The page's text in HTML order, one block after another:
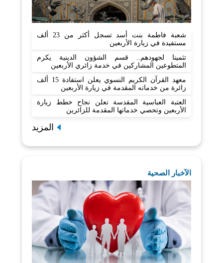
شعبة فاطمة بنت أسد تسجل أكثر من 23 ألف
مستفيدة في زيارة الأربعين
تثمينا لجهودهم.. قسم الشؤون الدينية يكرم
المتطوعين المشاركين في خدمة زائري الأربعين
معهد القرآن الكريم النسوي يعلن استفادة 15 ألف
زائرة من خدماته المقدمة في زيارة الأربعين
العتبة العباسية المقدسة تعلن نجاح خطط زيارة
الأربعين وتحصي خدماتها المقدمة للزائرين
المزيد
الآخبار الصحية